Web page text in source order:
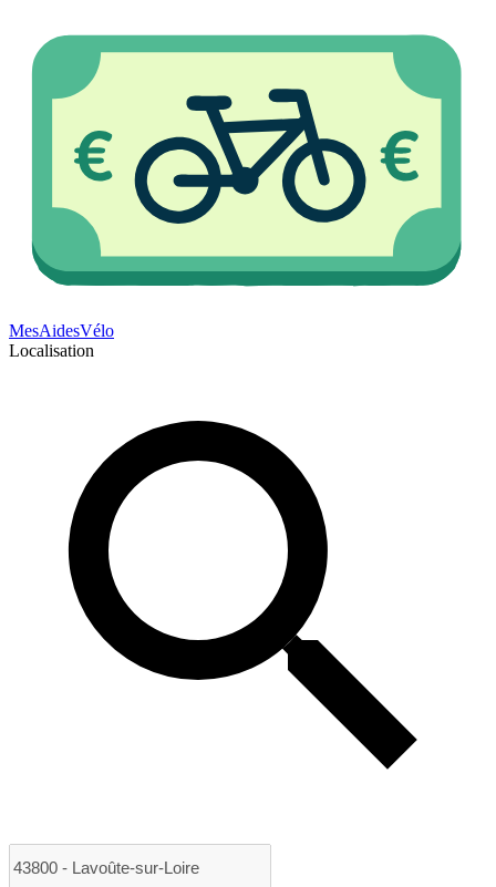
MesAidesVélo
Localisation